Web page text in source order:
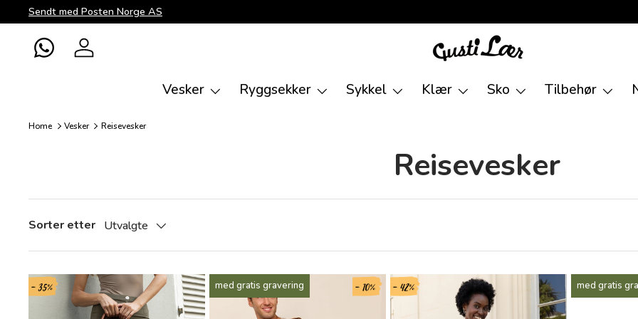
Direkte til innhold
Sendt med Posten Norge AS
WhatsAppLogg inn
Vesker Ryggsekker Sykkel Klær Sko Tilbehør
Home Vesker Reisevesker
Reisevesker
Sorter etter Utvalgte
- 35% med gratis gravering - 10% - 42% med gratis